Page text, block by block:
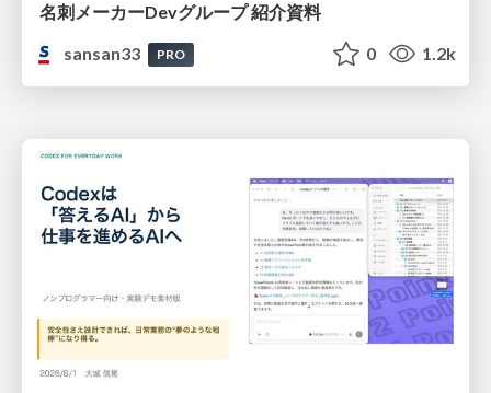
名刺メーカーDevグループ 紹介資料
sansan33
PRO 0 1.2k